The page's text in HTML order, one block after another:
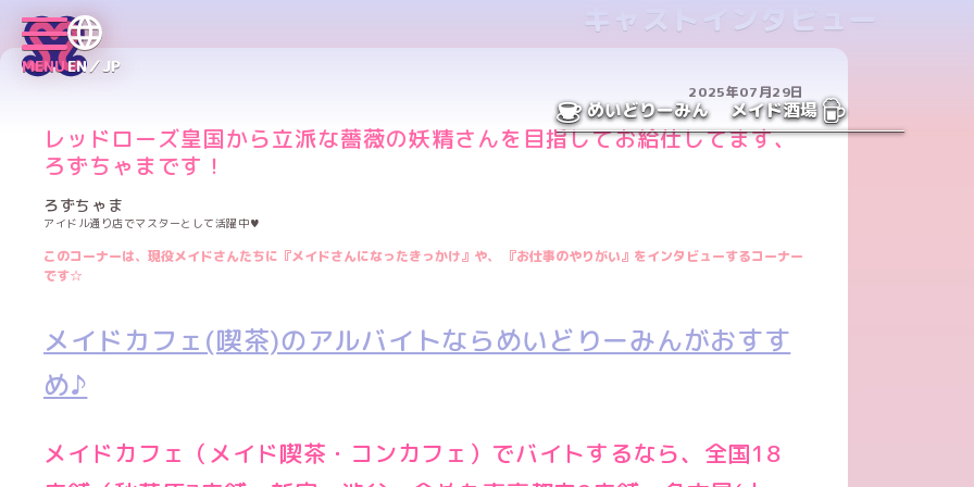
MENUEN／JP
めいどりーみん メイド酒場
キャストインタビュー
2025年07月29日
レッドローズ皇国から立派な薔薇の妖精さんを目指してお給仕してます、
ろずちゃまです！
ろずちゃま
アイドル通り店でマスターとして活躍中♥
このコーナーは、現役メイドさんたちに『メイドさんになったきっかけ』や、 『お仕事のやりがい』をインタビューするコーナー
です☆
メイドカフェ(喫茶)のアルバイトならめいどりーみんがおすす
め♪
メイドカフェ（メイド喫茶・コンカフェ）でバイトするなら、全国18